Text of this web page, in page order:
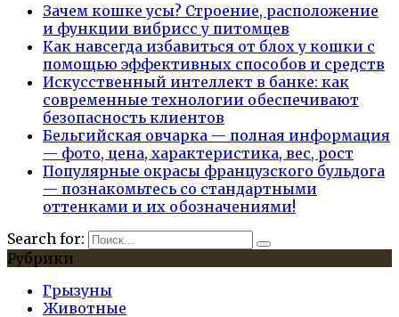
Зачем кошке усы? Строение, расположение
и функции вибрисс у питомцев
Как навсегда избавиться от блох у кошки с
помощью эффективных способов и средств
Искусственный интеллект в банке: как
современные технологии обеспечивают
безопасность клиентов
Бельгийская овчарка — полная информация
— фото, цена, характеристика, вес, рост
Популярные окрасы французского бульдога
— познакомьтесь со стандартными
оттенками и их обозначениями!
Search for:
Рубрики
Грызуны
Животные